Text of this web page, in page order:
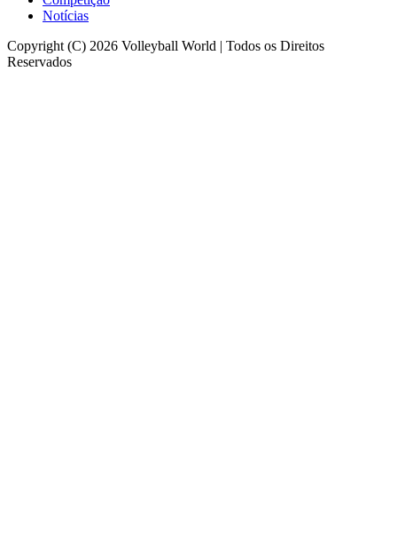
Notícias
Copyright (C) 2026 Volleyball World | Todos os Direitos
Reservados